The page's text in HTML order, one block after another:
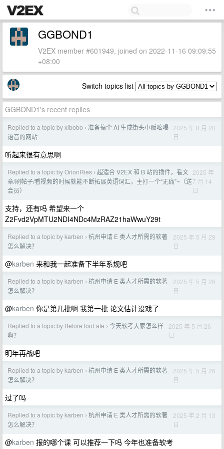
GGBOND1
V2EX member #601949, joined on 2022-11-16 09:09:55
+08:00
Switch topics list
GGBOND1's recent replies
Replied to a topic by xibobo › 准备搞个 AI 生成街头小贩吆喝
语音的网站
2025 年 8 月 20
日
听起来很有意思啊
Replied to a topic by OrionRies › 超适合 V2EX 和 B 站的插件，看文
章/刷帖子/看视频的时候就能不断拓展英语词汇，主打一个“无痛”~（送
会员）
2025 年
7 月 14
日
支持，还有吗 希望来一个
Z2Fvd2VpMTU2NDI4NDc4MzRAZ21haWwuY29t
Replied to a topic by karben › 杭州申请 E 类人才所需的软著
怎么解决？
2025 年 5 月 28
日
@karben 来和我一起准备下半年系规吧
Replied to a topic by karben › 杭州申请 E 类人才所需的软著
怎么解决？
2025 年 5 月 26
日
@karben 你是第几批啊 我第一批 论文估计没戏了
Replied to a topic by BeforeTooLate › 今天软考大家怎么样
啊？
2025 年 5 月 26
日
明年再战吧
Replied to a topic by karben › 杭州申请 E 类人才所需的软著
怎么解决？
2025 年 5 月 26
日
过了吗
Replied to a topic by karben › 杭州申请 E 类人才所需的软著
怎么解决？
2025 年 2 月 13
日
@karben 报的哪个课 可以推荐一下吗 今年也准备软考